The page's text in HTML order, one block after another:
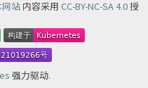
网站 内容采用 CC-BY-NC-SA 4.0授
强力驱动.